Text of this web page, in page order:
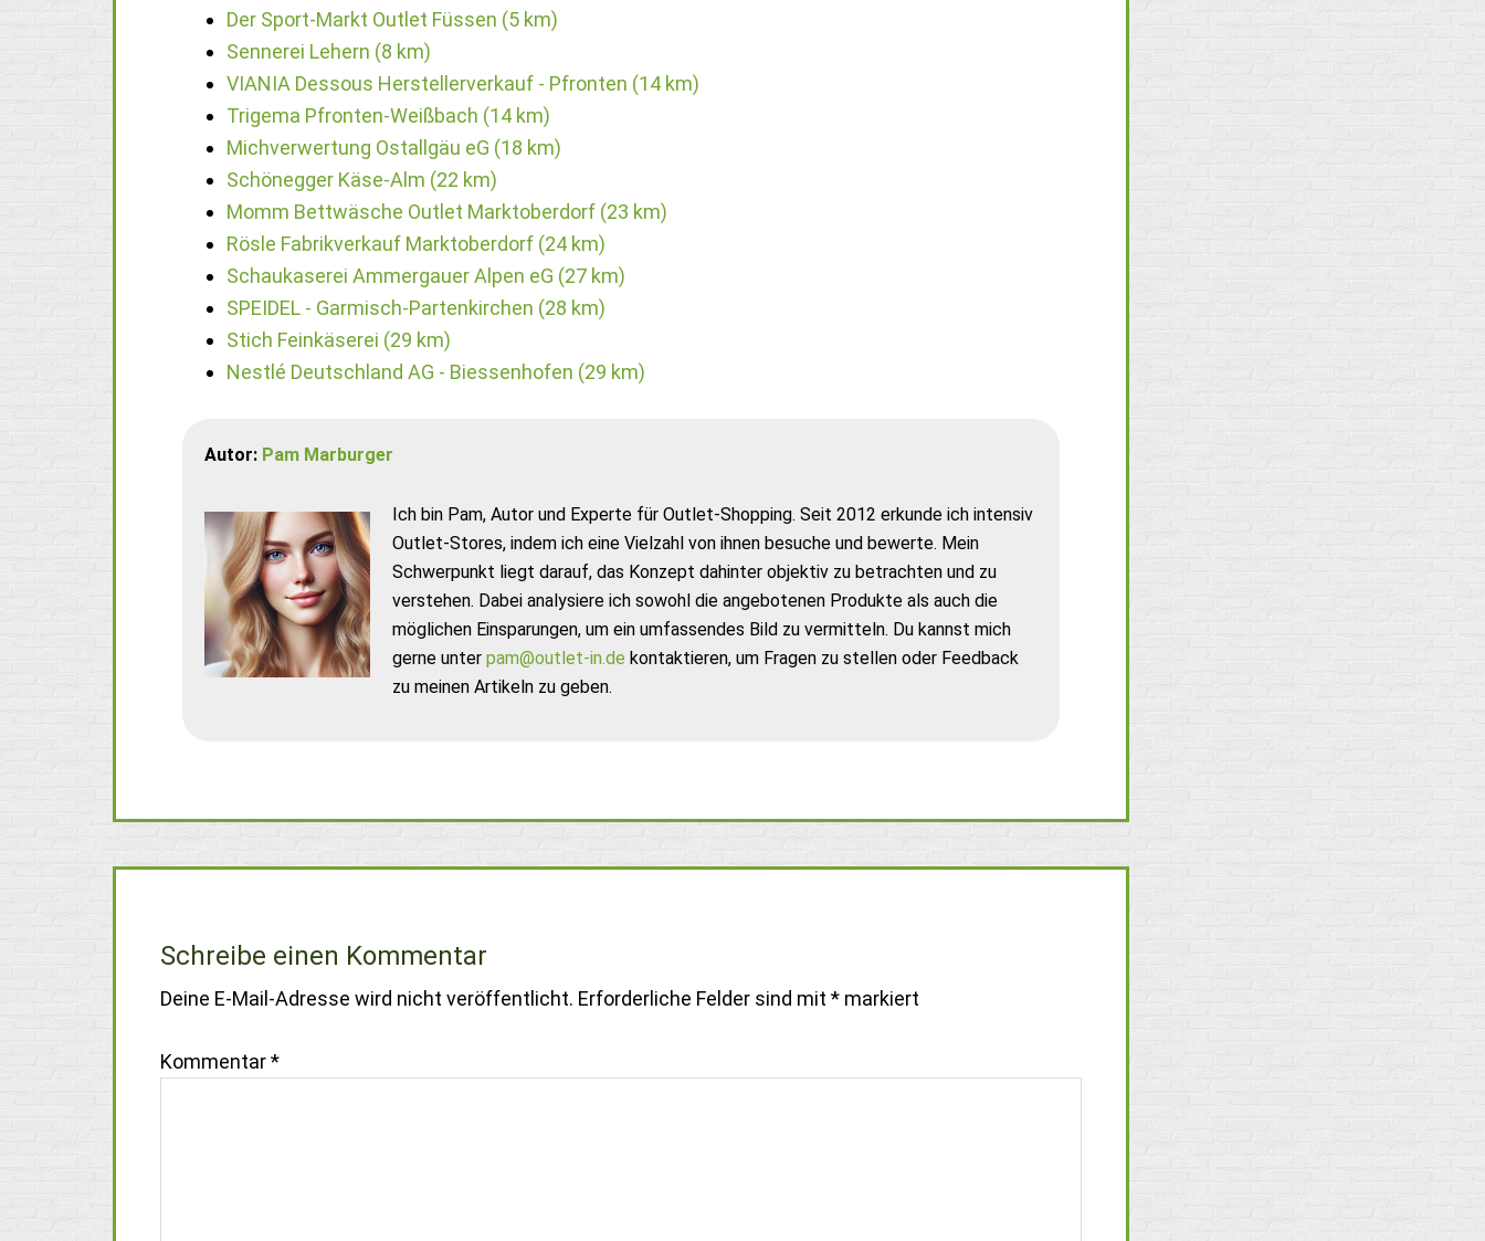
Der Sport-Markt Outlet Füssen (5 km)
Sennerei Lehern (8 km)
VIANIA Dessous Herstellerverkauf - Pfronten (14 km)
Trigema Pfronten-Weißbach (14 km)
Michverwertung Ostallgäu eG (18 km)
Schönegger Käse-Alm (22 km)
Momm Bettwäsche Outlet Marktoberdorf (23 km)
Rösle Fabrikverkauf Marktoberdorf (24 km)
Schaukaserei Ammergauer Alpen eG (27 km)
SPEIDEL - Garmisch-Partenkirchen (28 km)
Stich Feinkäserei (29 km)
Nestlé Deutschland AG - Biessenhofen (29 km)
Autor: Pam Marburger
Ich bin Pam, Autor und Experte für Outlet-Shopping. Seit 2012 erkunde ich intensiv
Outlet-Stores, indem ich eine Vielzahl von ihnen besuche und bewerte. Mein
Schwerpunkt liegt darauf, das Konzept dahinter objektiv zu betrachten und zu
verstehen. Dabei analysiere ich sowohl die angebotenen Produkte als auch die
möglichen Einsparungen, um ein umfassendes Bild zu vermitteln. Du kannst mich
gerne unter pam@outlet-in.de kontaktieren, um Fragen zu stellen oder Feedback
zu meinen Artikeln zu geben.
Schreibe einen Kommentar
Deine E-Mail-Adresse wird nicht veröffentlicht. Erforderliche Felder sind mit * markiert
Kommentar*